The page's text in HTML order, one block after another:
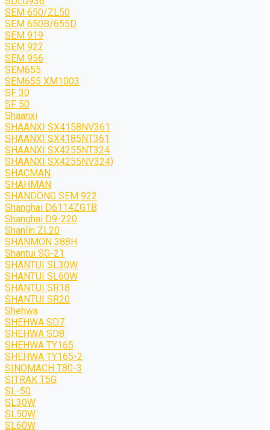
SEM 650/ZL50
SEM 650B/655D
SEM 919
SEM 922
SEM 956
SEM655
SEM655 XM1003
SF 30
SF 50
Shaanxi
SHAANXI SX4158NV361
SHAANXI SX4185NT361
SHAANXI SX4255NT324
SHAANXI SX4255NV324)
SHACMAN
SHAHMAN
SHANDONG SEM 922
Shanghai D6114ZG1B
Shanghai D9-220
Shanlin ZL20
SHANMON 388H
Shantui SG-21
SHANTUI SL30W
SHANTUI SL60W
SHANTUI SR18
SHANTUI SR20
Shehwa
SHEHWA SD7
SHEHWA SD8
SHEHWA TY165
SHEHWA TY165-2
SINOMACH T80-3
SITRAK T5G
SL-50
SL30W
SL50W
SL60W